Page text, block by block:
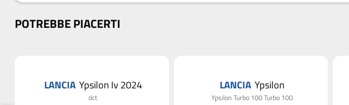
POTREBBE PIACERTI
LANCIA Ypsilon Iv 2024
dct
LANCIA Ypsilon
Ypsilon Turbo 100 Turbo 100